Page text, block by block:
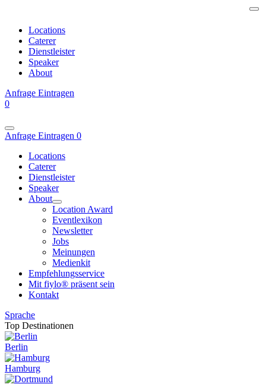
Locations
Caterer
Dienstleister
Speaker
About
Anfrage Eintragen
0
Anfrage Eintragen 0
Locations
Caterer
Dienstleister
Speaker
About
Location Award
Eventlexikon
Newsletter
Jobs
Meinungen
Medienkit
Empfehlungsservice
Mit fiylo® präsent sein
Kontakt
Sprache
Top Destinationen
Berlin
Hamburg